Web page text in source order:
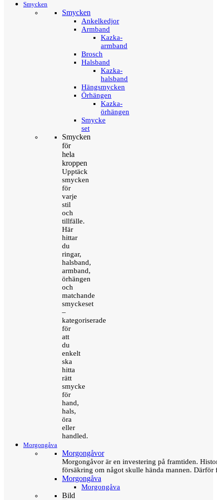
Smycken
Smycken
Ankelkedjor
Armband
Kazka-
armband
Brosch
Halsband
Kazka-
halsband
Hängsmycken
Örhängen
Kazka-
örhängen
Smycke
set
Smycken
för
hela
kroppen
Upptäck
smycken
för
varje
stil
och
tillfälle.
Här
hittar
du
ringar,
halsband,
armband,
örhängen
och
matchande
smyckeset
–
kategoriserade
för
att
du
enkelt
ska
hitta
rätt
smycke
för
hand,
hals,
öra
eller
handled.
Morgongåva
Morgongåvor
Morgongåvor är en investering på framtiden.
försäkring om något skulle hända mannen.
Morgongåva
Morgongåva
Bild